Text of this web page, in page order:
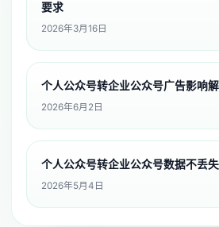
要求
2026年3月16日
个人公众号转企业公众号广告影响
2026年6月2日
个人公众号转企业公众号数据不丢
2026年5月4日